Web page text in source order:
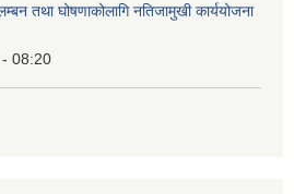
तथा घोषणाकोलागि नतिजामुखी कार्ययोजना
08:20